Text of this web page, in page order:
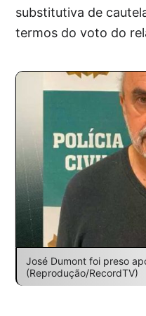
substitutiva de
termos do voto do
José Dumont foi preso
(Reprodução/RecordTV)